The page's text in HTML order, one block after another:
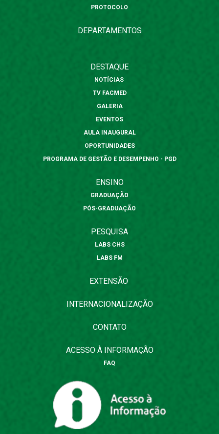
PROTOCOLO
DEPARTAMENTOS
DESTAQUE
NOTÍCIAS
TV FACMED
GALERIA
EVENTOS
AULA INAUGURAL
OPORTUNIDADES
PROGRAMA DE GESTÃO E DESEMPENHO - PGD
ENSINO
GRADUAÇÃO
PÓS-GRADUAÇÃO
PESQUISA
LABS CHS
LABS FM
EXTENSÃO
INTERNACIONALIZAÇÃO
CONTATO
ACESSO À INFORMAÇÃO
FAQ